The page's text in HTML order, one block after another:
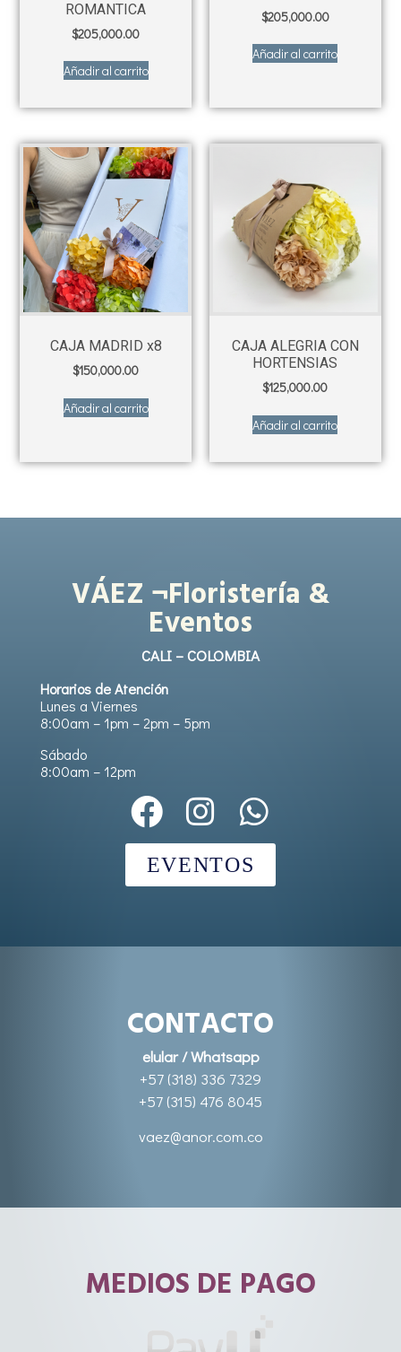
ROMANTICA
$205,000.00
Añadir al carrito
$205,000.00
Añadir al carrito
CAJA MADRID x8
$150,000.00
Añadir al carrito
CAJA ALEGRIA CON
HORTENSIAS
$125,000.00
Añadir al carrito
VÁEZ ¬Floristería &
Eventos
CALI – COLOMBIA
Horarios de Atención
Lunes a Viernes
8:00am – 1pm – 2pm – 5pm
Sábado
8:00am – 12pm
EVENTOS
CONTACTO
elular / Whatsapp
+57 (318) 336 7329
+57 (315) 476 8045
vaez@anor.com.co
MEDIOS DE PAGO